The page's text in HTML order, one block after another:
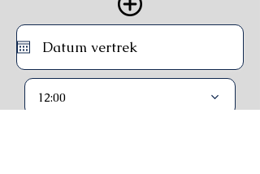
12:00